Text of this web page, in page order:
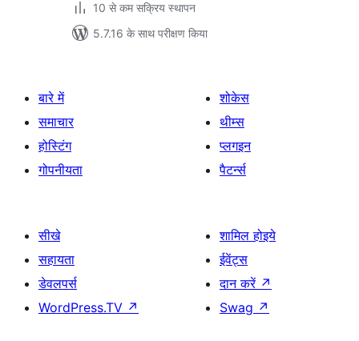
10 से कम सक्रिय स्थापन
5.7.16 के साथ परीक्षण किया
बारे में
समाचार
होस्टिंग
गोपनीयता
शोकेस
थीम्स
प्लगइन
पैटर्न्स
सीखे
सहायता
डेवलपर्स
WordPress.TV ↗
शामिल होइये
ईवेंट्स
दान करें ↗
Swag ↗